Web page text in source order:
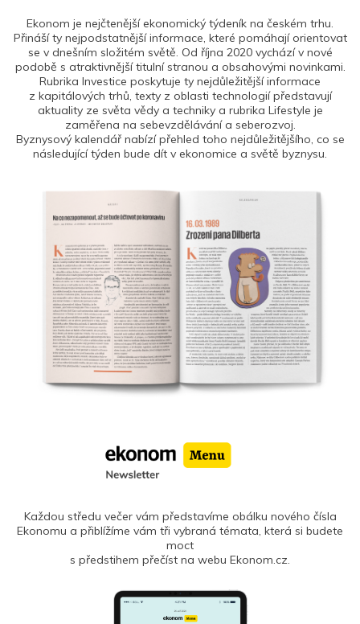
Ekonom je nejčtenější ekonomický týdeník na českém trhu.
Přináší ty nejpodstatnější informace, které pomáhají orientovat
se v dnešním složitém světě. Od října 2020 vychází v nové
podobě s atraktivnější titulní stranou a obsahovými novinkami.
Rubrika Investice poskytuje ty nejdůležitější informace
z kapitálových trhů, texty z oblasti technologií představují
aktuality ze světa vědy a techniky a rubrika Lifestyle je
zaměřena na sebevzdělávání a seberozvoj.
Byznysový kalendář nabízí přehled toho nejdůležitějšího, co se
následující týden bude dít v ekonomice a světě byznysu.
Každou středu večer vám představíme obálku nového čísla
Ekonomu a přiblížíme vám tři vybraná témata, která si budete
moct
s předstihem přečíst na webu Ekonom.cz.